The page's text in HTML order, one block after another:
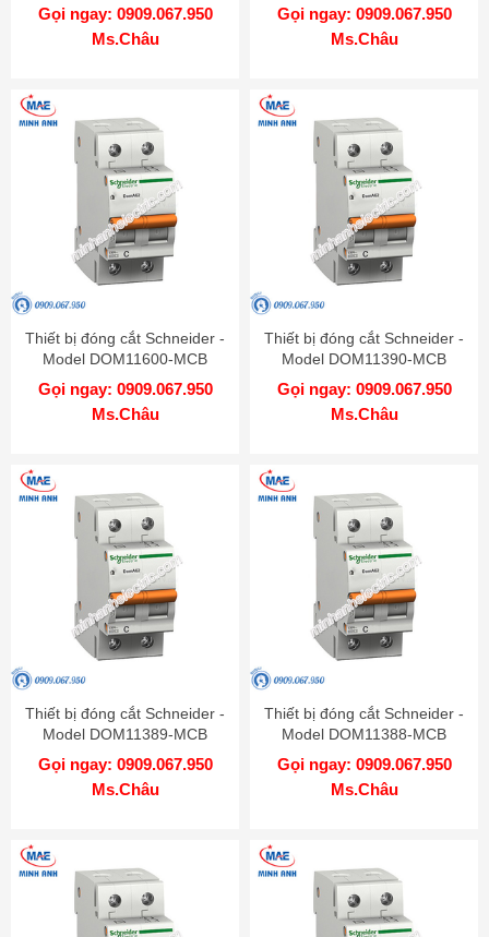
Gọi ngay: 0909.067.950
Ms.Châu
Gọi ngay: 0909.067.950
Ms.Châu
Thiết bị đóng cắt Schneider -
Model DOM11600-MCB
Gọi ngay: 0909.067.950
Ms.Châu
Thiết bị đóng cắt Schneider -
Model DOM11390-MCB
Gọi ngay: 0909.067.950
Ms.Châu
Thiết bị đóng cắt Schneider -
Model DOM11389-MCB
Gọi ngay: 0909.067.950
Ms.Châu
Thiết bị đóng cắt Schneider -
Model DOM11388-MCB
Gọi ngay: 0909.067.950
Ms.Châu